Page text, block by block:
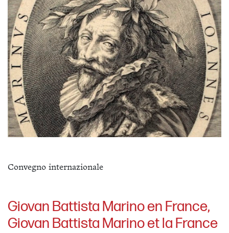
Convegno internazionale
Giovan Battista Marino en France,
Giovan Battista Marino et la France